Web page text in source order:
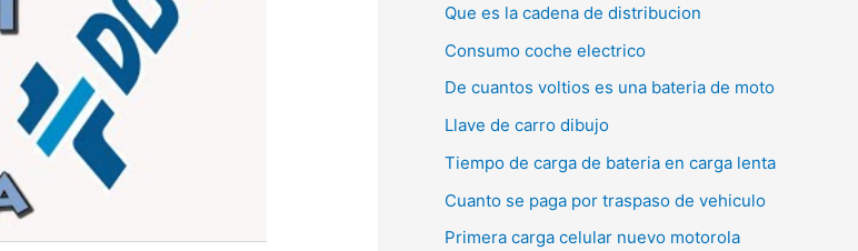
Que es la cadena de distribucion
Consumo coche electrico
De cuantos voltios es una bateria de moto
Llave de carro dibujo
Tiempo de carga de bateria en carga lenta
Cuanto se paga por traspaso de vehiculo
Primera carga celular nuevo motorola